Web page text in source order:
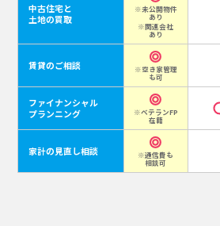
中古住宅と
土地の買取
※未公開物件
あり
※関連会社
あり
賃貸のご相談
※空き家管理
も可
ファイナンシャル
プランニング
※ベテランFP
在籍
家計の見直し相談
※通信費も
相談可